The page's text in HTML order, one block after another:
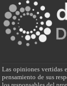
Las opiniones vertidas
pensamiento de sus